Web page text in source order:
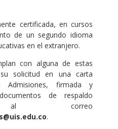
certificada, en cursos
de un segundo idioma
en el extranjero.
con alguna de estas
solicitud en una carta
firmada y
de respaldo
al correo
.